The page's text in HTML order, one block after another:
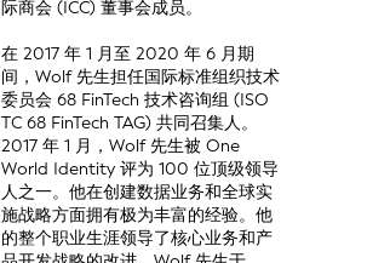
际商会 (ICC) 董事会成员。
在 2017 年 1 月至 2020 年 6 月期
间，Wolf 先生担任国际标准组织技术
委员会 68 FinTech 技术咨询组 (ISO
TC 68 FinTech TAG) 共同召集人。
2017 年 1 月，Wolf 先生被 One
World Identity 评为 100 位顶级领导
人之一。他在创建数据业务和全球实
施战略方面拥有极为丰富的经验。他
的整个职业生涯领导了核心业务和产